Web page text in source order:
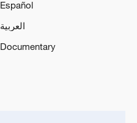
Español
العربية
Documentary